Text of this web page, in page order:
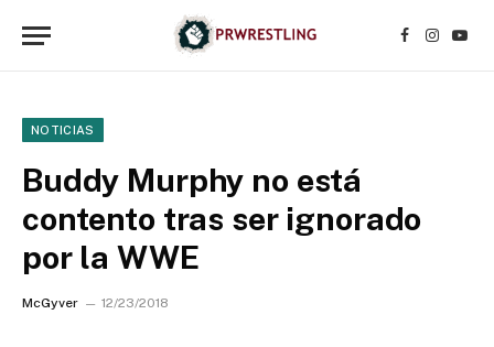
Facebook
NOTICIAS
Buddy Murphy no está
contento tras ser ignorado
por la WWE
McGyver 12/23/2018